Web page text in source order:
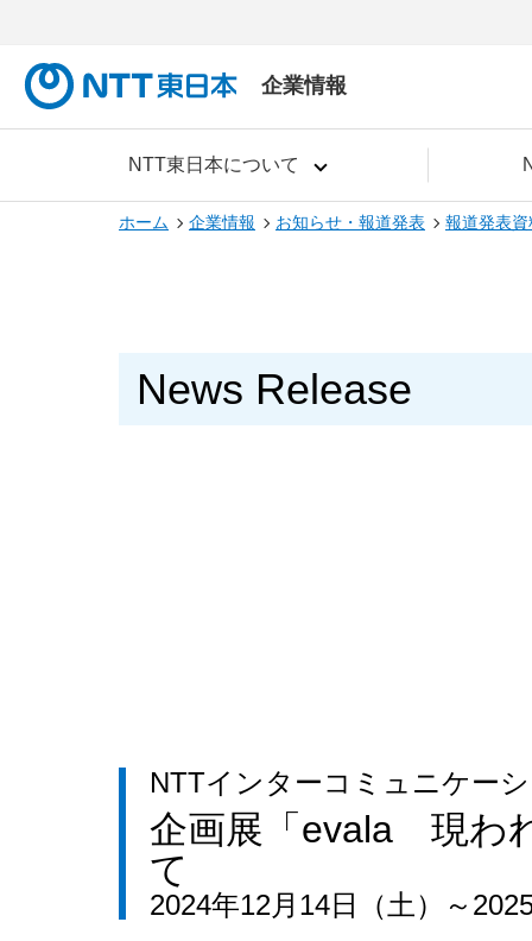
企業情報
NTT東日本について
ホーム 企業情報 お知らせ・報道発表 報道発表資
News Release
NTTインターコミュニケー
企画展「evala 現わ
て
2024年12月14日（土）～